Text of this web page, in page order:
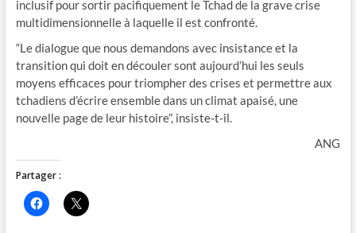
inclusif pour sortir pacifiquement le Tchad de la grave crise
multidimensionnelle à laquelle il est confronté.
“Le dialogue que nous demandons avec insistance et la
transition qui doit en découler sont aujourd’hui les seuls
moyens efficaces pour triompher des crises et permettre aux
tchadiens d’écrire ensemble dans un climat apaisé, une
nouvelle page de leur histoire”, insiste-t-il.
ANG
Partager :
C
l
C
l